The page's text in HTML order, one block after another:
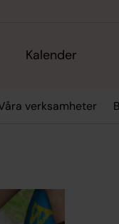
Kalender
verksamheter